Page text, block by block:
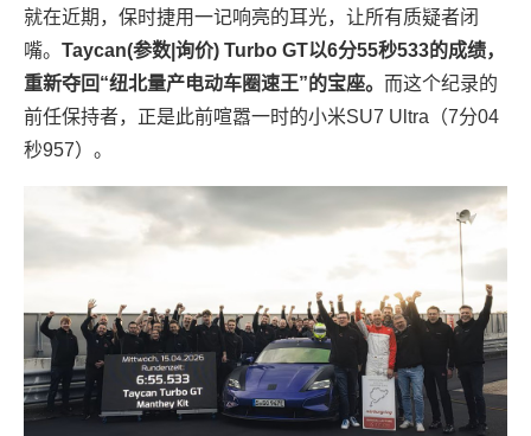
就在近期，保时捷用一记响亮的耳光，让所有质疑者闭
嘴。 Taycan(参数|询价) Turbo GT以6分55秒533的成绩，
重新夺回“纽北量产电动车圈速王”的宝座。 而这个纪录的
前任保持者，正是此前喧嚣一时的小米SU7 Ultra（7分04
秒957）。